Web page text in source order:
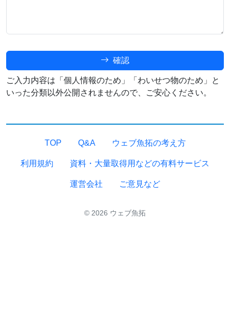
確認
ご入力内容は「個人情報のため」「わいせつ物のため」と
いった分類以外公開されませんので、ご安心ください。
TOP Q&A ウェブ魚拓の考え方
利用規約 資料・大量取得用などの有料サービス
運営会社 ご意見など
© 2026 ウェブ魚拓